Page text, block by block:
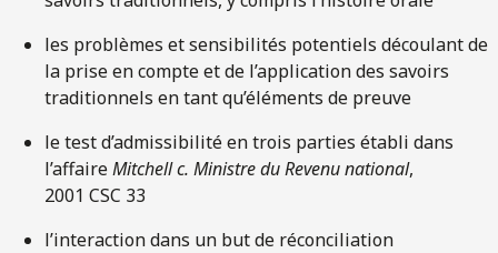
les problèmes et sensibilités potentiels découlant de
la prise en compte et de l’application des savoirs
traditionnels en tant qu’éléments de preuve
le test d’admissibilité en trois parties établi dans
l’affaireMitchell c. Ministre du Revenu national,
2001 CSC 33
l’interaction dans un but de réconciliation